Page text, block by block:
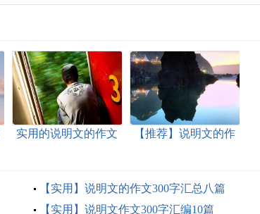
实用的说明文的作文
【推荐】说明文的作
【实用】说明文的作文300字汇总八篇
【实用】说明文作文300字汇编10篇